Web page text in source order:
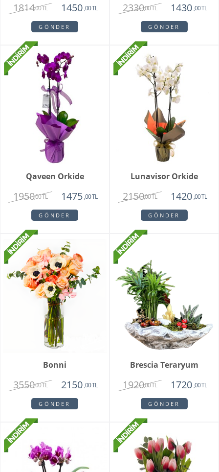
1814,00 TL 1450 ,00 TL
GÖNDER
2330,00 TL 1430 ,00 TL
GÖNDER
Qaveen Orkide
1950,00 TL 1475 ,00 TL
GÖNDER
Lunavisor Orkide
2150,00 TL 1420 ,00 TL
GÖNDER
Bonni
3550,00 TL 2150 ,00 TL
GÖNDER
Brescia Teraryum
1920,00 TL 1720 ,00 TL
GÖNDER